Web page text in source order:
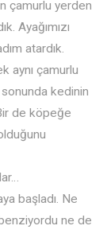
çamurlu yerden
Ayağımızı
atardık.
aynı çamurlu
kedinin
de köpeğe
başladı. Ne
ne de